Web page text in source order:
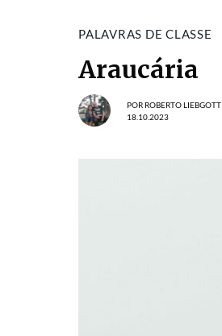
PALAVRAS DE CLASSE
Araucária
POR ROBERTO LIEBGOTT
18.10.2023